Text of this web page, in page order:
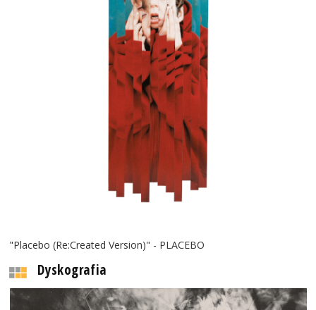
"Placebo (Re:Created Version)" - PLACEBO
Dyskografia